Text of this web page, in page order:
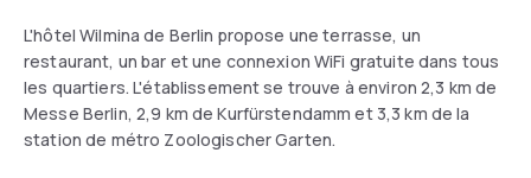
L'hôtel Wilmina de Berlin propose une terrasse, un
restaurant, un bar et une connexion WiFi gratuite dans tous
les quartiers. L'établissement se trouve à environ 2,3 km de
Messe Berlin, 2,9 km de Kurfürstendamm et 3,3 km de la
station de métro Zoologischer Garten.